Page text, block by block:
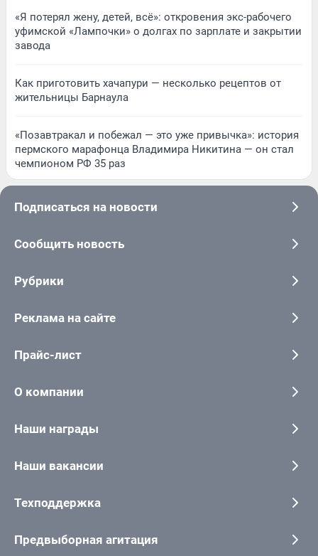
«Я потерял жену, детей, всё»: откровения экс-рабочего
уфимской «Лампочки» о долгах по зарплате и закрытии
завода
Как приготовить хачапури — несколько рецептов от
жительницы Барнаула
«Позавтракал и побежал — это уже привычка»: история
пермского марафонца Владимира Никитина — он стал
чемпионом РФ 35 раз
Подписаться на новости
Сообщить новость
Рубрики
Реклама на сайте
Прайс-лист
О компании
Наши награды
Наши вакансии
Техподдержка
Предвыборная агитация